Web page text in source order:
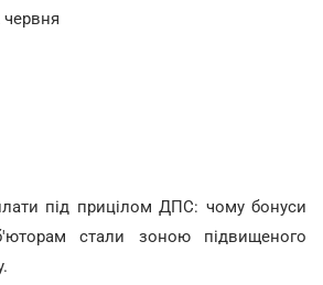
під прицілом ДПС: чому бонуси
стали зоною підвищеного